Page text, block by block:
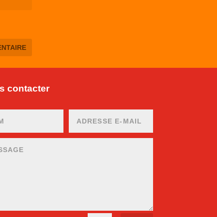
contacter